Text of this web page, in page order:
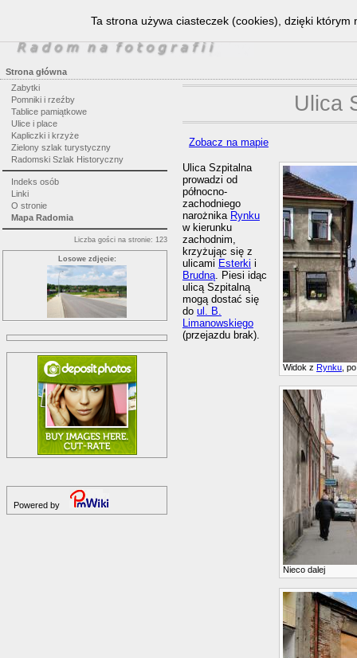
Strona główna
Zabytki
Pomniki i rzeźby
Tablice pamiątkowe
Ulice i place
Kapliczki i krzyże
Zielony szlak turystyczny
Radomski Szlak Historyczny
Indeks osób
Linki
O stronie
Mapa Radomia
Liczba gości na stronie: 123
Losowe zdjęcie:
Powered by
Ulica
Zobacz na mapie
Widok zRynku ,
Nieco dalej
Ulica Szpitalna
prowadzi od
północno-
zachodniego
narożnika Rynku
w kierunku
zachodnim,
krzyżując się z
ulicami Esterki i
Brudną. Piesi idąc
ulicą Szpitalną
mogą dostać się
do ul. B.
Limanowskiego
(przejazdu brak).
Ta strona używa ciasteczek (cookies), dzięki którym